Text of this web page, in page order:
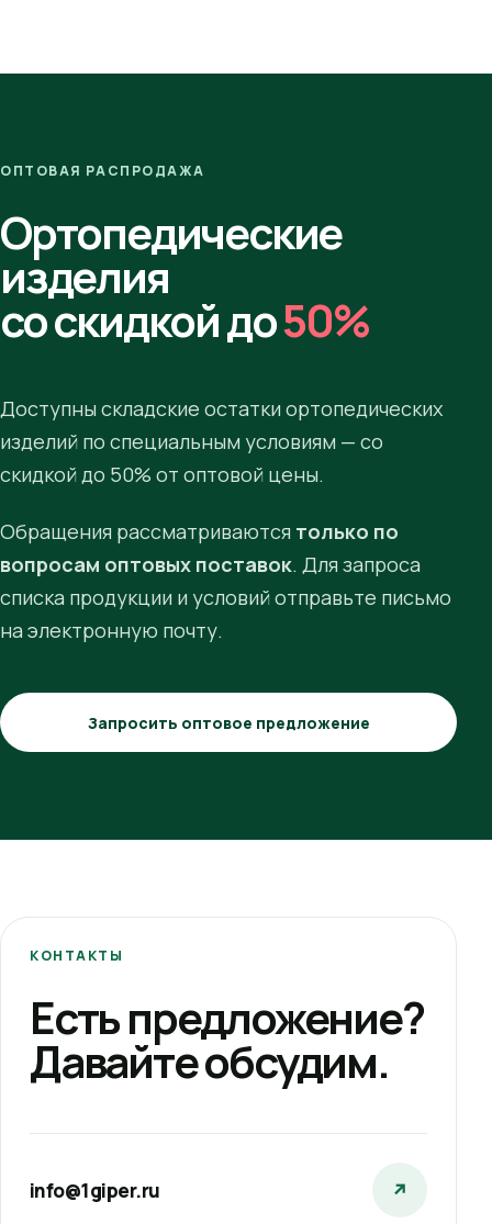
ОПТОВАЯ РАСПРОДАЖА
Ортопедические
изделия
со скидкой до50%
Доступны складские остатки ортопедических
изделий по специальным условиям — со
скидкой до 50% от оптовой цены.
Обращения рассматриваются только по
вопросам оптовых поставок. Для запроса
списка продукции и условий отправьте письмо
на электронную почту.
Запросить оптовое предложение
КОНТАКТЫ
Есть предложение?
Давайте обсудим.
info@1giper.ru ↗